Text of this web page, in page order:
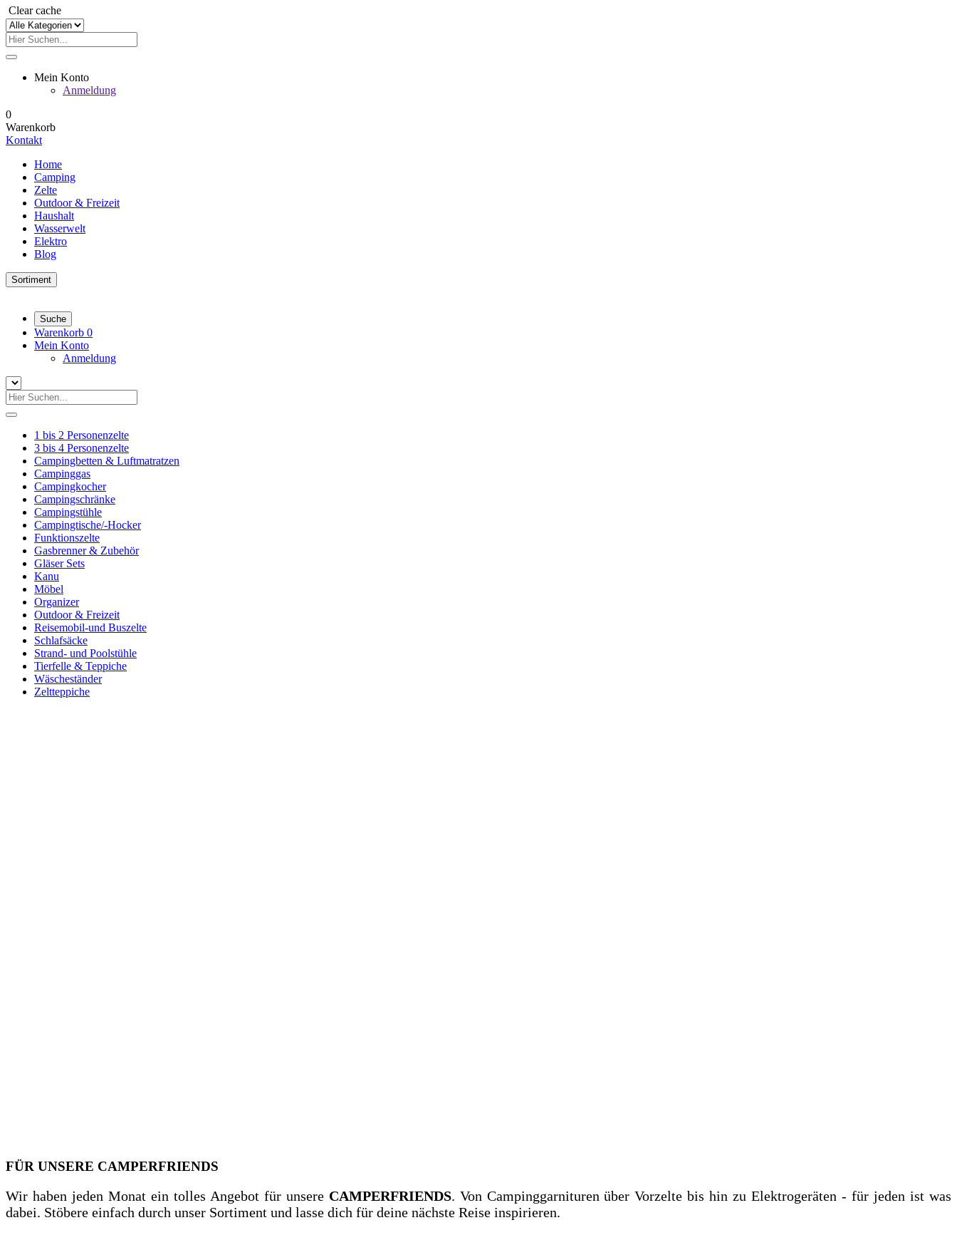
Mein Konto
Anmeldung
0
Warenkorb
Kontakt
Home
Camping
Zelte
Outdoor & Freizeit
Haushalt
Wasserwelt
Elektro
Blog
Sortiment
Suche
Warenkorb 0
Mein Konto
Anmeldung
1 bis 2 Personenzelte
3 bis 4 Personenzelte
Campingbetten & Luftmatratzen
Campinggas
Campingkocher
Campingschränke
Campingstühle
Campingtische/-Hocker
Funktionszelte
Gasbrenner & Zubehör
Gläser Sets
Kanu
Möbel
Organizer
Outdoor & Freizeit
Reisemobil-und Buszelte
Schlafsäcke
Strand- und Poolstühle
Tierfelle & Teppiche
Wäscheständer
Zeltteppiche
Clear cache
Alles zum Campen – Dein Ratgeber für draußen
Camp it like a pro!
Outdoor & Freizeit
FÜR UNSERE CAMPERFRIENDS
Wir haben jeden Monat ein tolles Angebot für unsere CAMPERFRIENDS. Von Campinggarnituren über Vorzelte bis hin zu Elektrogeräten - für jeden ist was
dabei. Stöbere einfach durch unser Sortiment und lasse dich für deine nächste Reise inspirieren.